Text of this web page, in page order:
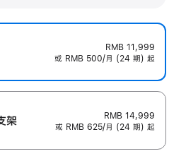
RMB 11,999
或 RMB 500/月 (24 期) 起
架
RMB 14,999
或 RMB 625/月 (24 期) 起